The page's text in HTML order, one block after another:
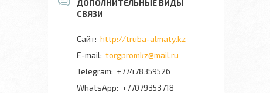
http://truba-almaty.kz
torgpromkz@mail.ru
+77478359526
+77079353718